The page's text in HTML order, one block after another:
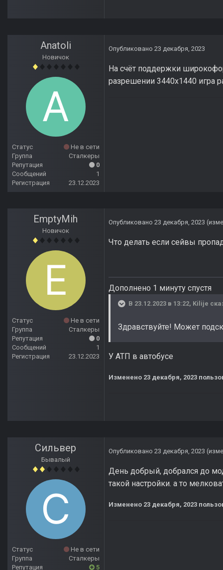
Anatoli
Новичок
Статус
Не в сети
Группа
Сталкеры
Репутация
0
Сообщений
1
Регистрация
23.12.2023
Опубликовано 23 декабря, 2023
На счёт поддержки
разрешении 3440х1440 игра
EmptyMih
Новичок
Статус
Не в сети
Группа
Сталкеры
Репутация
0
Сообщений
1
Регистрация
23.12.2023
Опубликовано 23 декабря, 2023
Что делать если сейвы
Дополнено 1 минуту спустя
В 23.12.2023 в 13:22, Kilije
Здравствуйте! Может
У АТП в автобусе
Изменено 23 декабря, 2023
Сильвер
Бывалый
Статус
Не в сети
Группа
Сталкеры
Репутация
5
Опубликовано 23 декабря, 2023
День добрый, добрался до
такой настройки. а то
Изменено 23 декабря, 2023